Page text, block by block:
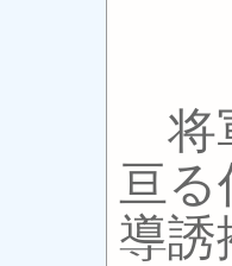
将
亘
導誘